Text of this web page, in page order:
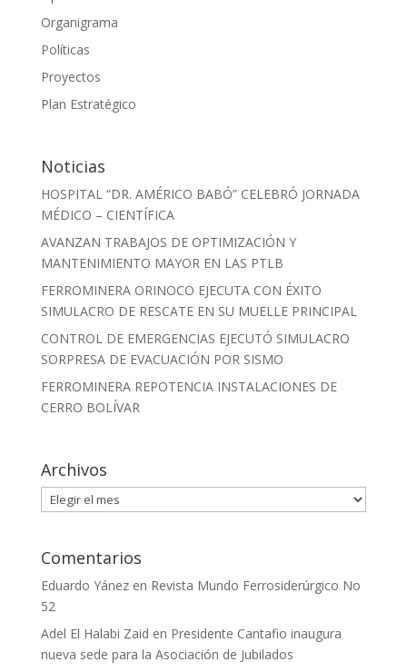
Organigrama
Políticas
Proyectos
Plan Estratégico
Noticias
HOSPITAL “DR. AMÉRICO BABÓ” CELEBRÓ JORNADA
MÉDICO – CIENTÍFICA
AVANZAN TRABAJOS DE OPTIMIZACIÓN Y
MANTENIMIENTO MAYOR EN LAS PTLB
FERROMINERA ORINOCO EJECUTA CON ÉXITO
SIMULACRO DE RESCATE EN SU MUELLE PRINCIPAL
CONTROL DE EMERGENCIAS EJECUTÓ SIMULACRO
SORPRESA DE EVACUACIÓN POR SISMO
FERROMINERA REPOTENCIA INSTALACIONES DE
CERRO BOLÍVAR
Archivos
Archivos
Comentarios
Eduardo Yánezen Revista Mundo Ferrosiderúrgico No
52
Adel El Halabi Zaid en Presidente Cantafio inaugura
nueva sede para la Asociación de Jubilados